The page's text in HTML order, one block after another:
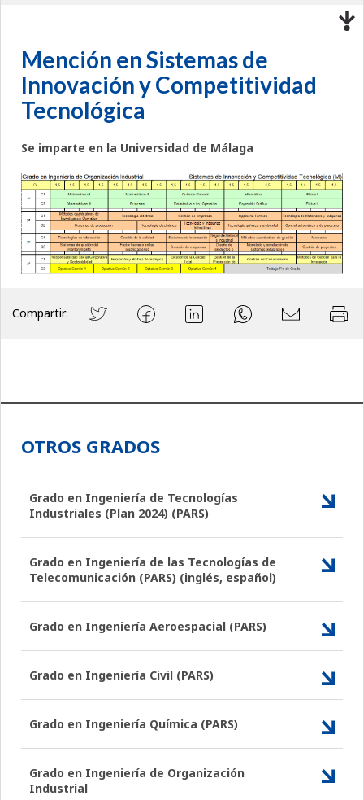
Mención en Sistemas de
Innovación y Competitividad
Tecnológica
Se imparte en la Universidad de Málaga
Compartir:
OTROS GRADOS
Grado en Ingeniería de Tecnologías
Industriales (Plan 2024) (PARS)
Grado en Ingeniería de las Tecnologías de
Telecomunicación (PARS) (inglés, español)
Grado en Ingeniería Aeroespacial (PARS)
Grado en Ingeniería Civil (PARS)
Grado en Ingeniería Química (PARS)
Grado en Ingeniería de Organización
Industrial